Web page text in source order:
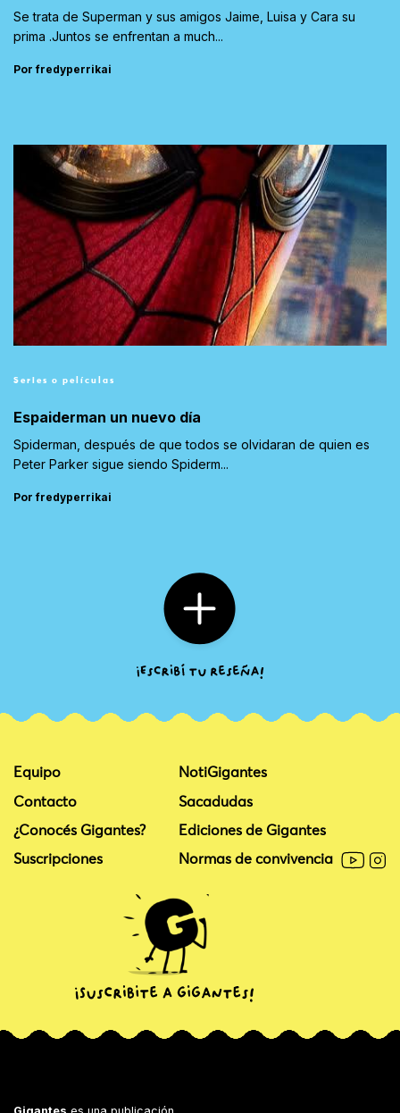
Se trata de Superman y sus amigos Jaime, Luisa y Cara su
prima .Juntos se enfrentan a much...
Por fredyperrikai
Series o películas
Espaiderman un nuevo día
Spiderman, después de que todos se olvidaran de quien es
Peter Parker sigue siendo Spiderm...
Por fredyperrikai
Equipo
Contacto
¿Conocés Gigantes?
Suscripciones
NotiGigantes
Sacadudas
Ediciones de Gigantes
Normas de convivencia